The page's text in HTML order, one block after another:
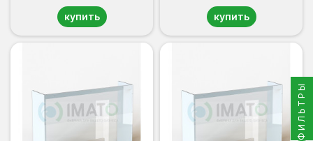
купить купить
ФИЛЬТРЫ